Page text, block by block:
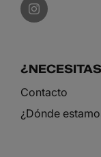
Contacto
¿Dónde